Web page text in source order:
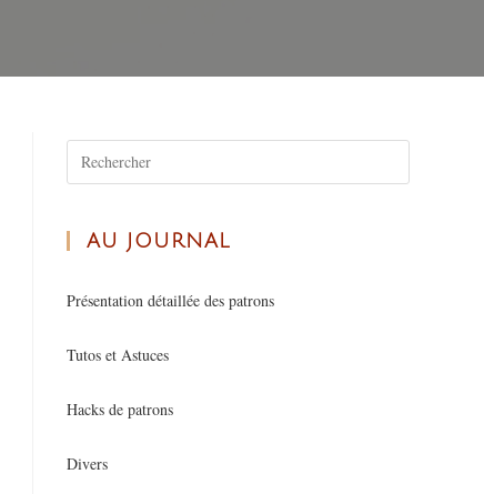
AU JOURNAL
Présentation détaillée des patrons
Tutos et Astuces
Hacks de patrons
Divers